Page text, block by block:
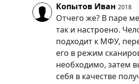
Копытов Иван 2018
Отчего же? В паре
так и настроено.
подходит к МФУ,
его в режим
необходимо, затем
себя в качестве